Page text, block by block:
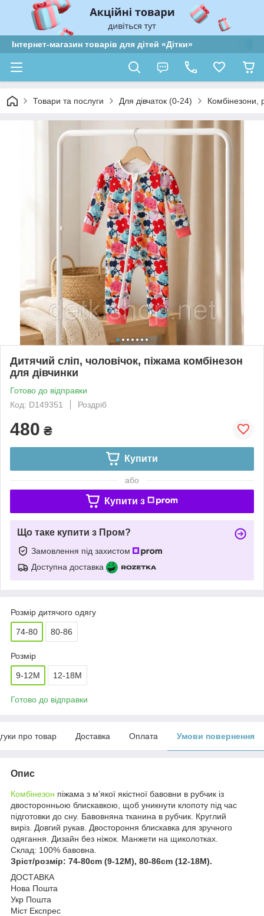
Інтернет-магазин товарів для дітей «Дітки»
Товари та послуги Для дівчаток (0-24) Комбінезони,
Дитячий сліп, чоловічок, піжама комбінезон
для дівчинки
Готово до відправки
Код: D149351
Роздріб
480 ₴
Купити
або
Купити з
Що таке купити з Пром?
Замовлення під захистом
Доступна доставка
Розмір дитячого одягу
74-80 80-86
Розмір
9-12М 12-18M
Готово до відправки
про товар Доставка Оплата Умови повернення
Опис
Комбінезон піжама з м’якої якістної бавовни в рубчик із
двосторонньою блискавкою, щоб уникнути клопоту під час
підготовки до сну. Бавовняна тканина в рубчик. Круглий
виріз. Довгий рукав. Двостороння блискавка для зручного
одягання. Дизайн без ніжок. Манжети на щиколотках.
Склад: 100% бавовна.
Зріст/розмір: 74-80cm (9-12M), 80-86cm (12-18M).
ДОСТАВКА
Нова Пошта
Укр Пошта
Міст Експрес